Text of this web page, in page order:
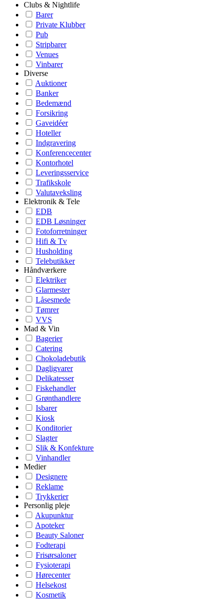
Clubs & Nightlife
Barer
Private Klubber
Pub
Stripbarer
Venues
Vinbarer
Diverse
Auktioner
Banker
Bedemænd
Forsikring
Gaveidéer
Hoteller
Indgravering
Konferencecenter
Kontorhotel
Leveringsservice
Trafikskole
Valutaveksling
Elektronik & Tele
EDB
EDB Løsninger
Fotoforretninger
Hifi & Tv
Husholding
Telebutikker
Håndværkere
Elektriker
Glarmester
Låsesmede
Tømrer
VVS
Mad & Vin
Bagerier
Catering
Chokoladebutik
Dagligvarer
Delikatesser
Fiskehandler
Grønthandlere
Isbarer
Kiosk
Konditorier
Slagter
Slik & Konfekture
Vinhandler
Medier
Designere
Reklame
Trykkerier
Personlig pleje
Akupunktur
Apoteker
Beauty Saloner
Fodterapi
Frisørsaloner
Fysioterapi
Hørecenter
Helsekost
Kosmetik